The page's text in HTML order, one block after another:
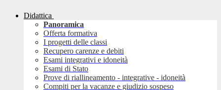
Didattica
Panoramica
Offerta formativa
I progetti delle classi
Recupero carenze e debiti
Esami integrativi e idoneità
Esami di Stato
Prove di riallineamento - integrative - idoneità
Compiti per la vacanze e giudizio sospeso